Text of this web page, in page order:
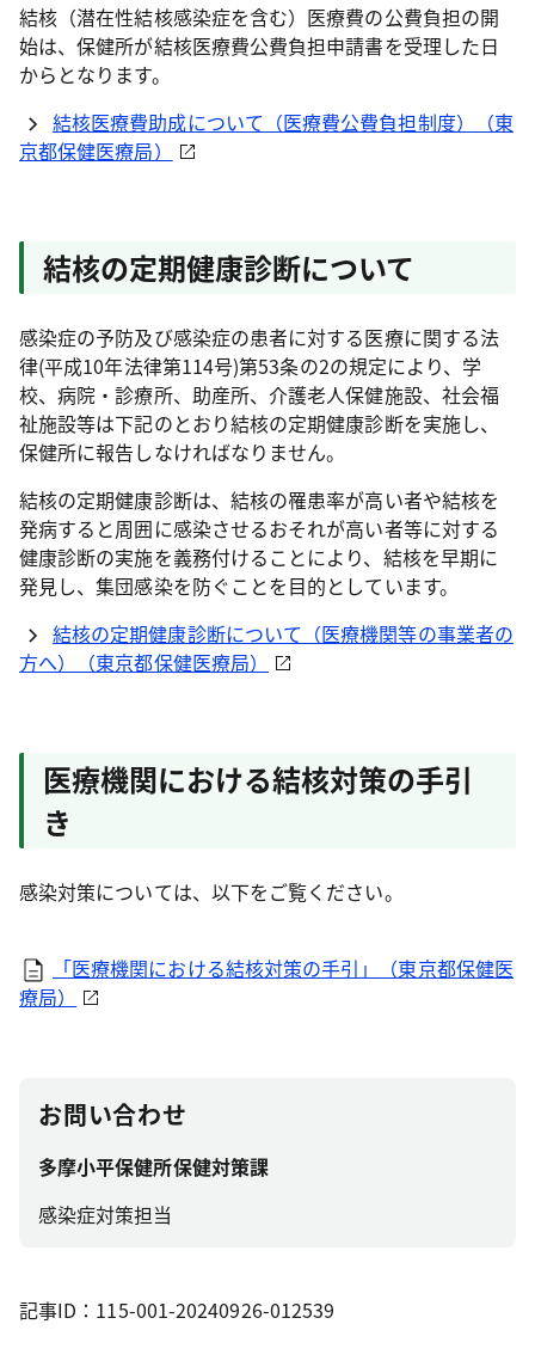
結核（潜在性結核感染症を含む）医療費の公費負担の開
始は、保健所が結核医療費公費負担申請書を受理した日
からとなります。
結核医療費助成について（医療費公費負担制度）（東
京都保健医療局）
結核の定期健康診断について
感染症の予防及び感染症の患者に対する医療に関する法
律(平成10年法律第114号)第53条の2の規定により、学
校、病院・診療所、助産所、介護老人保健施設、社会福
祉施設等は下記のとおり結核の定期健康診断を実施し、
保健所に報告しなければなりません。
結核の定期健康診断は、結核の罹患率が高い者や結核を
発病すると周囲に感染させるおそれが高い者等に対する
健康診断の実施を義務付けることにより、結核を早期に
発見し、集団感染を防ぐことを目的としています。
結核の定期健康診断について（医療機関等の事業者の
方へ）（東京都保健医療局）
医療機関における結核対策の手引
き
感染対策については、以下をご覧ください。
「医療機関における結核対策の手引」（東京都保健医
療局）
お問い合わせ
多摩小平保健所保健対策課
感染症対策担当
記事ID：115-001-20240926-012539